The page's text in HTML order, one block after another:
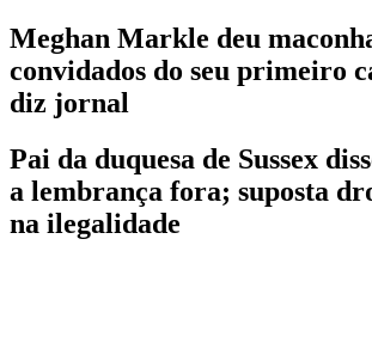
Meghan Markle deu
convidados do seu primeiro
diz jornal
Pai da duquesa de Sussex
a lembrança fora; suposta
na ilegalidade